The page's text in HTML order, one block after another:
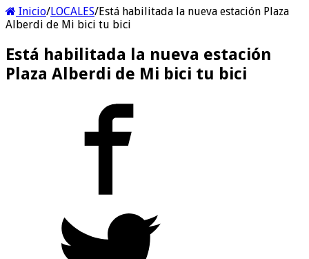
Inicio/LOCALES/Está habilitada la nueva estación Plaza
Alberdi de Mi bici tu bici
Está habilitada la nueva estación
Plaza Alberdi de Mi bici tu bici